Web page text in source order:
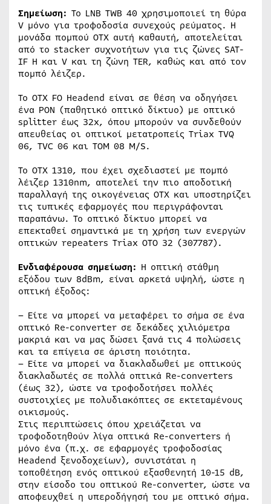
Σημείωση: Το LNB TWB 40 χρησιμοποιεί τη θύρα
V μόνο για τροφοδοσία συνεχούς ρεύματος. Η
μονάδα πομπού OTX αυτή καθαυτή, αποτελείται
από το stacker συχνοτήτων για τις ζώνες SAT-
IF H και V και τη ζώνη TER, καθώς και από τον
πομπό λέιζερ.
Το OTX FO Headend είναι σε θέση να οδηγήσει
ένα PON (παθητικό οπτικό δίκτυο) με οπτικό
splitter έως 32x, όπου μπορούν να συνδεθούν
απευθείας οι οπτικοί μετατροπείς Triax TVQ
06, TVC 06 και TOM 08 M/S.
Το OTX 1310, που έχει σχεδιαστεί με πομπό
λέιζερ 1310nm, αποτελεί την πιο αποδοτική
παραλλαγή της οικογένειας OTX και υποστηρίζει
τις τυπικές εφαρμογές που περιγράφονται
παραπάνω. Το οπτικό δίκτυο μπορεί να
επεκταθεί σημαντικά με τη χρήση των ενεργών
οπτικών repeaters Triax OTO 32 (307787).
Ενδιαφέρουσα σημείωση: Η οπτική στάθμη
εξόδου των 8dBm, είναι αρκετά υψηλή, ώστε η
οπτική έξοδος:
– Είτε να μπορεί να μεταφέρει το σήμα σε ένα
οπτικό Re-converter σε δεκάδες χιλιόμετρα
μακριά και να μας δώσει ξανά τις 4 πολώσεις
και τα επίγεια σε άριστη ποιότητα.
– Είτε να μπορεί να διακλαδωθεί με οπτικούς
διακλαδωτές σε πολλά οπτικά Re-converters
(έως 32), ώστε να τροφοδοτήσει πολλές
συστοιχίες με πολυδιακόπτες σε εκτεταμένους
οικισμούς.
Στις περιπτώσεις όπου χρειάζεται να
τροφοδοτηθούν λίγα οπτικά Re-converters ή
μόνο ένα (π.χ. σε εφαρμογές τροφοδοσίας
Headend ξενοδοχείων), συνιστάται η
τοποθέτηση ενός οπτικού εξασθενητή 10-15 dB,
στην είσοδο του οπτικού Re-converter, ώστε να
αποφευχθεί η υπεροδήγησή του με οπτικό σήμα.